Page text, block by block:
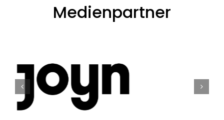
Medienpartner